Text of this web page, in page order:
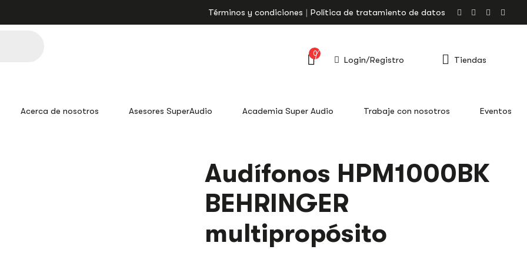
Términos y condiciones
Política de tratamiento de datos
0
Login/Registro Tiendas
Acerca de nosotros Asesores SuperAudio Academia Super Audio Trabaje con nosotros Eventos
Audífonos HPM1000BK
BEHRINGER
multipropósito